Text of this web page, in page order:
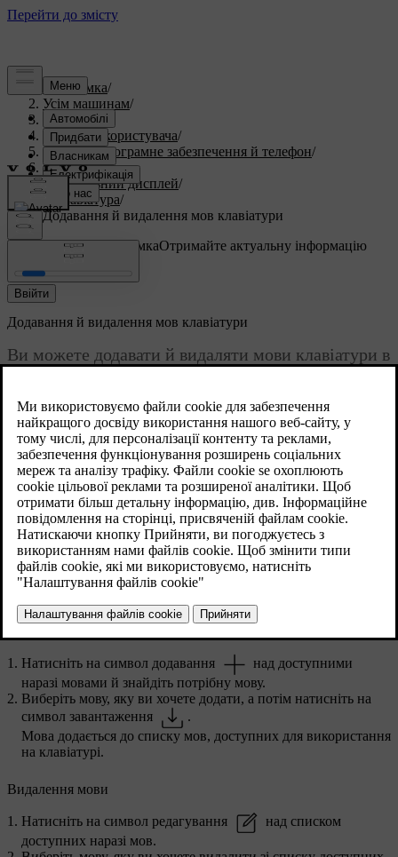
Підтримка/
Усім машинам/
V60 2025/
Посібник користувача/
Дисплеї, програмне забезпечення й телефон/
Дисплеї/
Центральний дисплей/
Клавіатура/
Додавання й видалення мов клавіатури
Індивідуальна підтримкаОтримайте актуальну інформацію
про ваш автомобіль.
Ввійти
Оновлено 15.02.2025
Додавання й видалення мов клавіатури
Ви можете додавати й видаляти мови клавіатури в
Ви можете додати мови до екранної клавіатури центрального
дисплея, якщо хочете писати мовою, яка поки що не доступна.
Мови також можна видалити з клавіатури, якщо вони вам
більше не потрібні.
Натисніть на символ автомобіля
у нижній панелі й
перейдіть до розділуНалаштування.
Перейдіть до розділуСистема→Мови й
уведення→Клавіатура.
Виберіть клавіатуру, до якої ви хочете внести зміни.
Виберіть
Натисніть на символ додавання
над доступними
наразі мовами й знайдіть потрібну мову.
Виберіть мову, яку ви хочете додати, а потім натисніть на
символ завантаження
.
Мова додається до списку мов, доступних для використання
на клавіатурі.
Видалення мови
Натисніть на символ редагування
над списком
доступних наразі мов.